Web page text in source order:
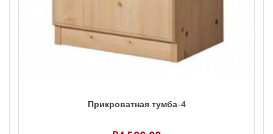
Прикроватная тумба-4